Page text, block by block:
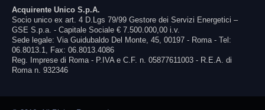
Acquirente Unico S.p.A.
Socio unico ex art. 4 D.Lgs 79/99 Gestore dei Servizi Energetici –
GSE S.p.a. - Capitale Sociale € 7.500.000,00 i.v.
Sede legale: Via Guidubaldo Del Monte, 45, 00197 - Roma - Tel:
06.8013.1, Fax: 06.8013.4086
Reg. Imprese di Roma - P.IVA e C.F. n. 05877611003 - R.E.A. di
Roma n. 932346